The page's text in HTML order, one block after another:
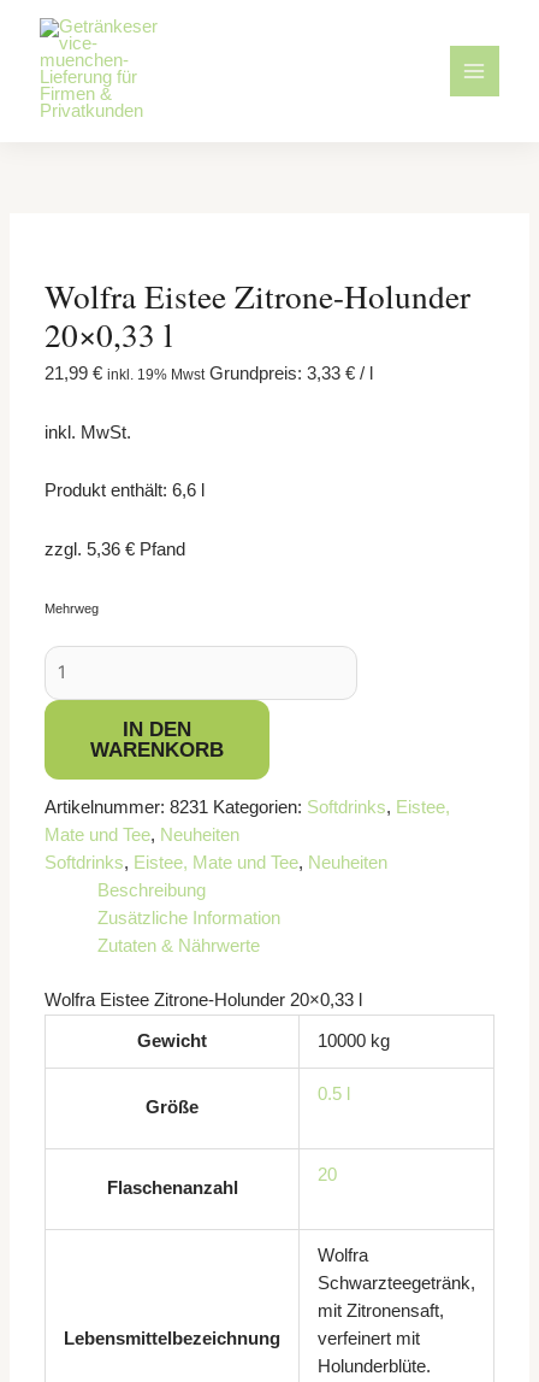
Inhalt
springen
Wolfra Eistee Zitrone-Holunder
20×0,33 l
21,99€ inkl. 19% Mwst Grundpreis:3,33€ /
inkl. MwSt.
Produkt enthält: 6,6
zzgl.5,36€ Pfand
Mehrweg
Eistee
Zitrone-
Holunder
20×0,33
IN DEN
WARENKORB
Artikelnummer:8231 Kategorien: Softdrinks, Eistee,
Mate und Tee, Neuheiten
Softdrinks, Eistee, Mate und Tee, Neuheiten
Beschreibung
Zusätzliche Information
Zutaten & Nährwerte
Wolfra Eistee Zitrone-Holunder 20×0,33 l
Gewicht 10000 kg
Größe
0.5 l
Flaschenanzahl
20
Lebensmittelbezeichnung
Wolfra
Schwarzteegetränk,
mit Zitronensaft,
verfeinert mit
Holunderblüte.